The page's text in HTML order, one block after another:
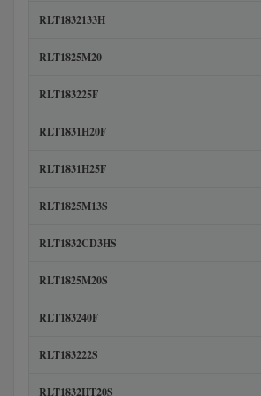
RLT1832133H
RLT1825M20
RLT183225F
RLT1831H20F
RLT1831H25F
RLT1825M13S
RLT1832CD3HS
RLT1825M20S
RLT183240F
RLT183222S
RLT1832HT20S